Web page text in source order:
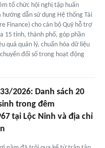
tổ chức hội nghị tập huấn
hướng dẫn sử dụng Hệ thống Tài
Finance) cho cán bộ Quỹ hỗ trợ
15 tỉnh, thành phố, góp phần
quả quản lý, chuẩn hóa dữ liệu
đổi số trong hoạt động
2026: Danh sách 20
trong đêm
tại Lộc Ninh và địa chỉ